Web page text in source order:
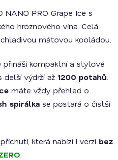
NANO PRO Grape Ice s
hroznového vína. Celá
mátovou kooládou.
přináší kompaktní a stylové
delší výdrží až 1200 potahů
máte vždy přehled o
spirálka se postará o čistší
která nabízí i verzi bez